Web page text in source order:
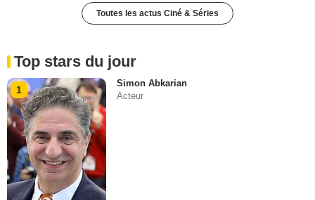
Toutes les actus Ciné & Séries
Top stars du jour
1
Simon Abkarian
Acteur